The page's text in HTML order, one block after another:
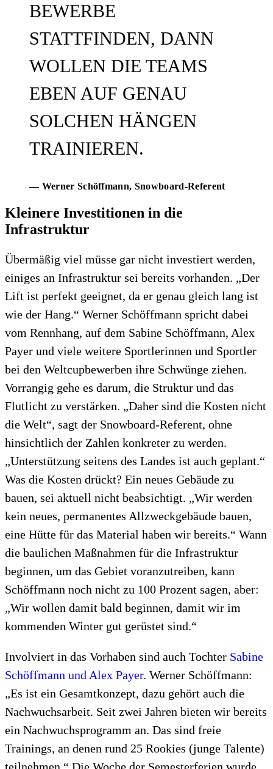
BEWERBE
STATTFINDEN, DANN
WOLLEN DIE TEAMS
EBEN AUF GENAU
SOLCHEN HÄNGEN
TRAINIEREN.
— Werner Schöffmann, Snowboard-Referent
Kleinere Investitionen in die
Infrastruktur
Übermäßig viel müsse gar nicht investiert werden,
einiges an Infrastruktur sei bereits vorhanden. „Der
Lift ist perfekt geeignet, da er genau gleich lang ist
wie der Hang.“ Werner Schöffmann spricht dabei
vom Rennhang, auf dem Sabine Schöffmann, Alex
Payer und viele weitere Sportlerinnen und Sportler
bei den Weltcupbewerben ihre Schwünge ziehen.
Vorrangig gehe es darum, die Struktur und das
Flutlicht zu verstärken. „Daher sind die Kosten nicht
die Welt“, sagt der Snowboard-Referent, ohne
hinsichtlich der Zahlen konkreter zu werden.
„Unterstützung seitens des Landes ist auch geplant.“
Was die Kosten drückt? Ein neues Gebäude zu
bauen, sei aktuell nicht beabsichtigt. „Wir werden
kein neues, permanentes Allzweckgebäude bauen,
eine Hütte für das Material haben wir bereits.“ Wann
die baulichen Maßnahmen für die Infrastruktur
beginnen, um das Gebiet voranzutreiben, kann
Schöffmann noch nicht zu 100 Prozent sagen, aber:
„Wir wollen damit bald beginnen, damit wir im
kommenden Winter gut gerüstet sind.“
Involviert in das Vorhaben sind auch Tochter Sabine
Schöffmann und Alex Payer. Werner Schöffmann:
„Es ist ein Gesamtkonzept, dazu gehört auch die
Nachwuchsarbeit. Seit zwei Jahren bieten wir bereits
ein Nachwuchsprogramm an. Das sind freie
Trainings, an denen rund 25 Rookies (junge Talente)